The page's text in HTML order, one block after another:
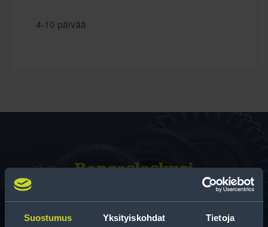
Suostumus Yksityiskohdat Tietoja
4-10 päivää
Rengas­laskuri
Auttaa sinua valitsemaan oikean kokoisen renkaan,
kun vaihdat rengaskokoa.